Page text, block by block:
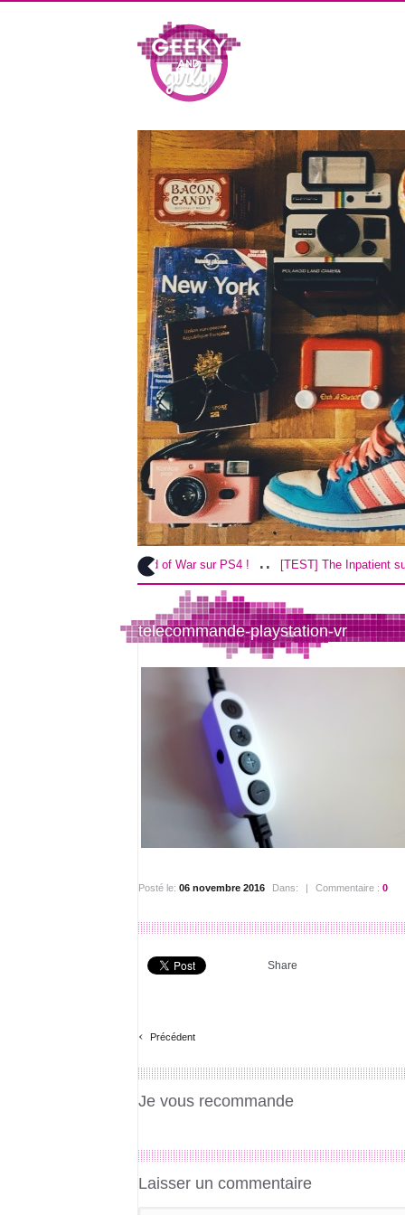
[TEST] God of War sur PS4 ! .. [TEST] The Inpatient sur PS4 /
telecommande-playstation-vr
Posté le: 06 novembre 2016 Dans: Commentaire : 0
Share
‹ Précédent
Je vous recommande
Laisser un commentaire